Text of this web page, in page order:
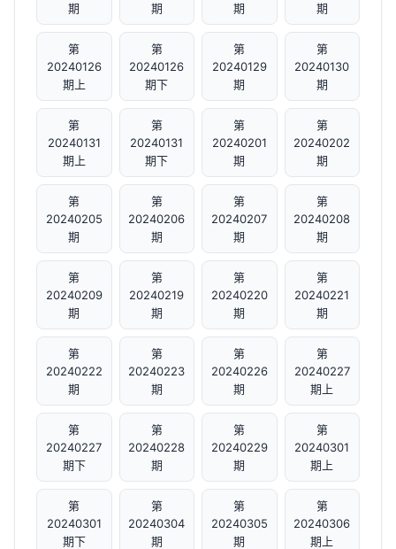
期
期
期
期
第
20240126
期上
第
20240126
期下
第
20240129
期
第
20240130
期
第
20240131
期上
第
20240131
期下
第
20240201
期
第
20240202
期
第
20240205
期
第
20240206
期
第
20240207
期
第
20240208
期
第
20240209
期
第
20240219
期
第
20240220
期
第
20240221
期
第
20240222
期
第
20240223
期
第
20240226
期
第
20240227
期上
第
20240227
期下
第
20240228
期
第
20240229
期
第
20240301
期上
第
20240301
期下
第
20240304
期
第
20240305
期
第
20240306
期上